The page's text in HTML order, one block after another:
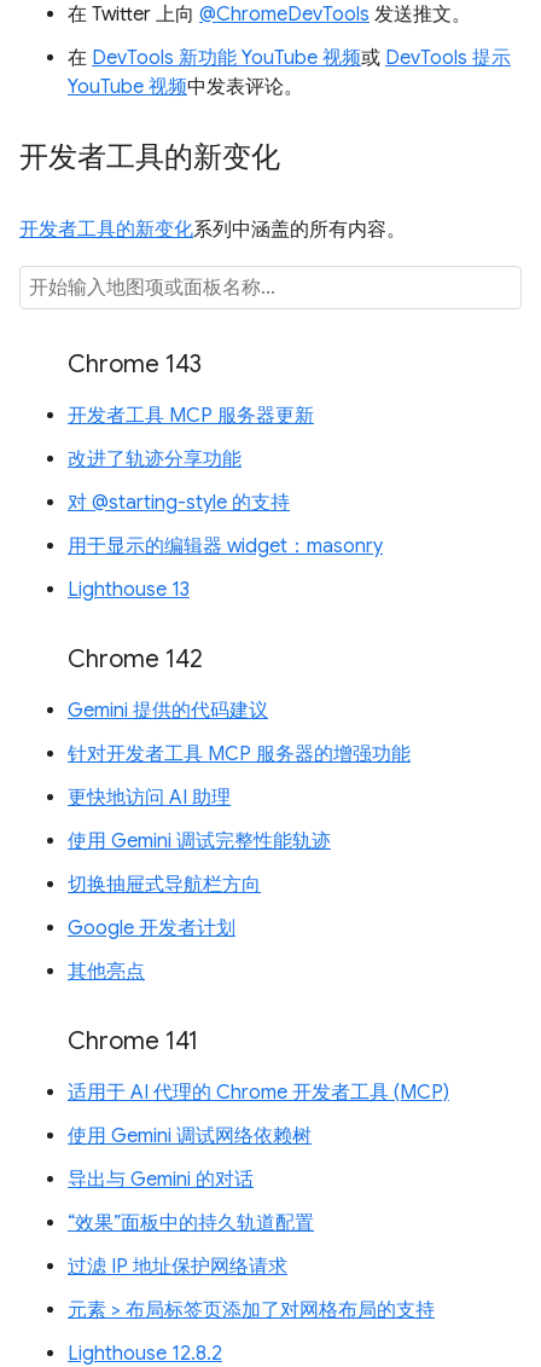
在 Twitter 上向 @ChromeDevTools 发送推文。
在 DevTools 新功能 YouTube 视频或 DevTools 提示
YouTube 视频中发表评论。
开发者工具的新变化
开发者工具的新变化系列中涵盖的所有内容。
Chrome 143
开发者工具 MCP 服务器更新
改进了轨迹分享功能
对 @starting-style 的支持
用于显示的编辑器 widget：masonry
Lighthouse 13
Chrome 142
Gemini 提供的代码建议
针对开发者工具 MCP 服务器的增强功能
更快地访问 AI 助理
使用 Gemini 调试完整性能轨迹
切换抽屉式导航栏方向
Google 开发者计划
其他亮点
Chrome 141
适用于 AI 代理的 Chrome 开发者工具 (MCP)
使用 Gemini 调试网络依赖树
导出与 Gemini 的对话
“效果”面板中的持久轨道配置
过滤 IP 地址保护网络请求
元素 > 布局标签页添加了对网格布局的支持
Lighthouse 12.8.2